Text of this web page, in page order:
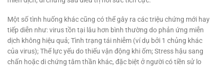
Một số tình huống khác cũng có thể gây ra các triệu chứng mới hay
tiếp diễn như: virus tồn tại lâu hơn bình thường do phản ứng miễn
dịch không hiệu quả; Tình trạng tái nhiễm (ví dụ bởi 1 chủng khác
của virus); Thể lực yếu do thiếu vận động khi ốm; Stress hậu sang
chấn hoặc di chứng tâm thần khác, đặc biệt ở người có tiền sử lo